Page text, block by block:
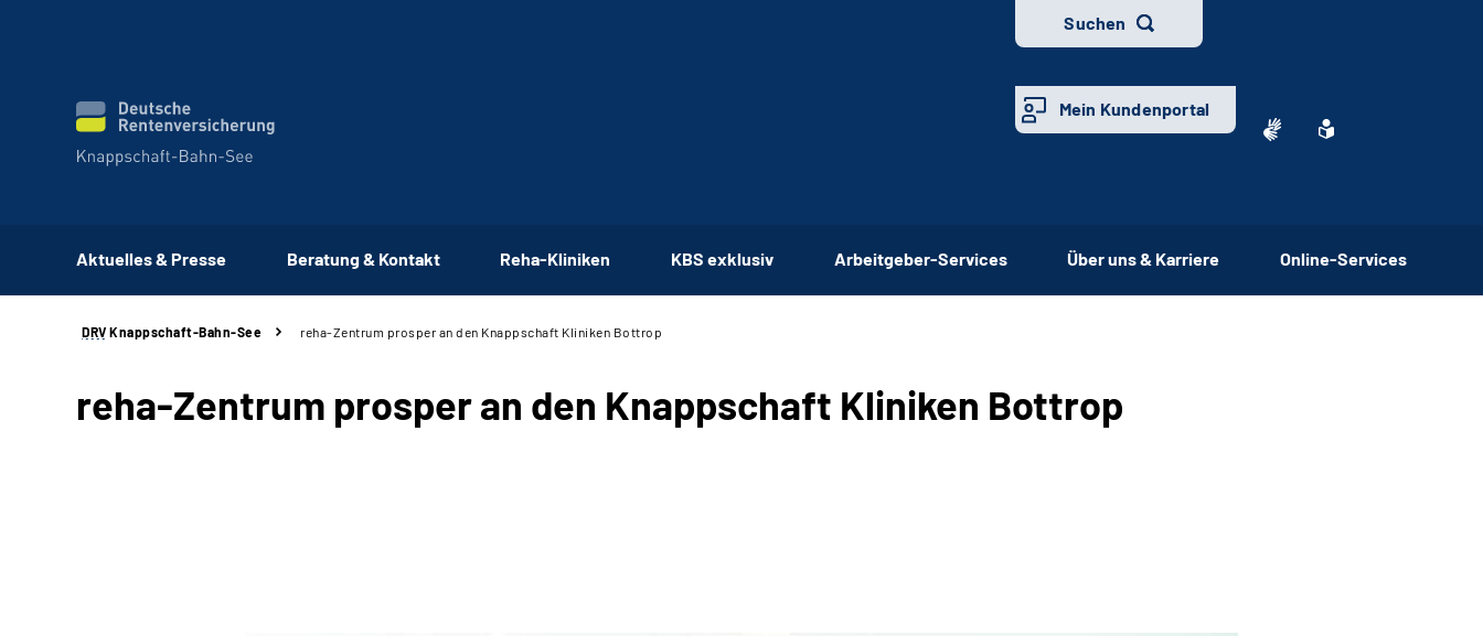
Suchen
Mein Kundenportal
Aktuelles & Presse Beratung & Kontakt Reha-Kliniken KBS exklusiv Arbeitgeber-Services Über uns & Karriere Online-Services
DRV Knappschaft-Bahn-See reha-Zentrum prosper an den Knappschaft Kliniken Bottrop
reha-Zentrum prosper an den Knappschaft Kliniken Bottrop